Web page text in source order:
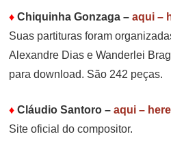
♦Chiquinha Gonzaga –aqui –
Suas partituras foram
Alexandre Dias e Wanderlei
para download. São 242 peças.
♦Cláudio Santoro –aqui – here
Site oficial do compositor.